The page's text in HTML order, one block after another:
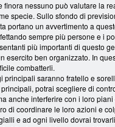
finora nessuno può valutare la
specie. Sullo sfondo di
portano un avvertimento a
sempre più persone e i
più importanti di questo
esercito ben organizzato. In
combatterli.
principali saranno fratello e
potrai scegliere di
anche interferire con i loro
di coordinare le loro azioni e
e ad ogni livello dovrai